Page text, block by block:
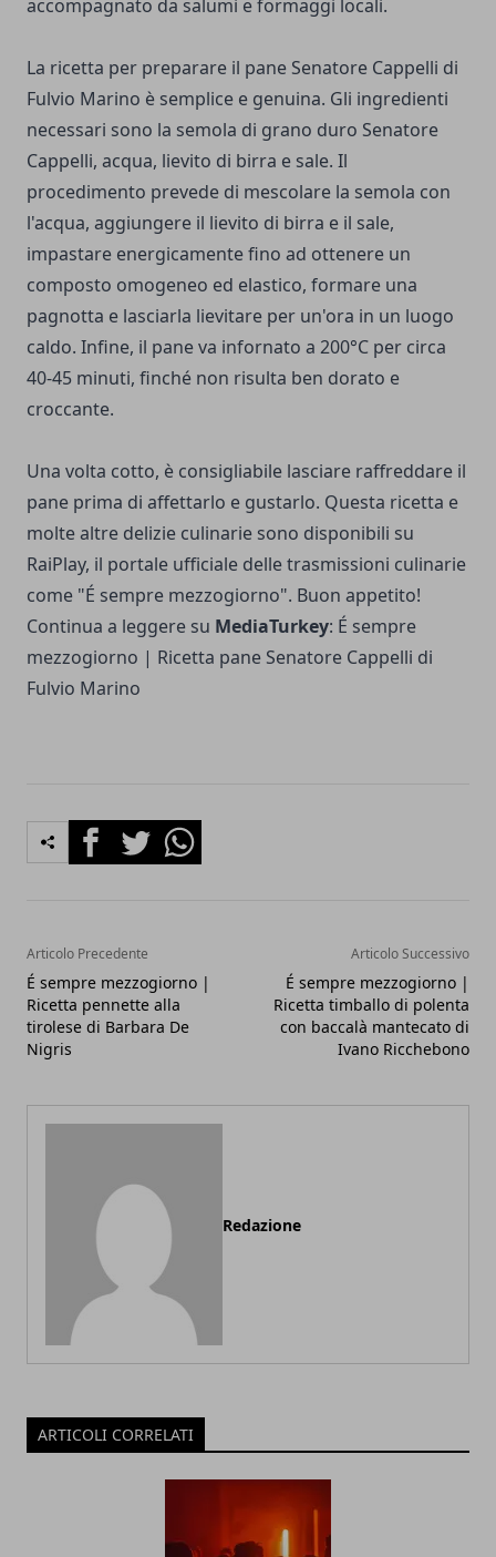
accompagnato da salumi e formaggi locali.
La ricetta per preparare il pane Senatore Cappelli di
Fulvio Marino è semplice e genuina. Gli ingredienti
necessari sono la semola di grano duro Senatore
Cappelli, acqua, lievito di birra e sale. Il
procedimento prevede di mescolare la semola con
l'acqua, aggiungere il lievito di birra e il sale,
impastare energicamente fino ad ottenere un
composto omogeneo ed elastico, formare una
pagnotta e lasciarla lievitare per un'ora in un luogo
caldo. Infine, il pane va infornato a 200°C per circa
40-45 minuti, finché non risulta ben dorato e
croccante.
Una volta cotto, è consigliabile lasciare raffreddare il
pane prima di affettarlo e gustarlo. Questa ricetta e
molte altre delizie culinarie sono disponibili su
RaiPlay, il portale ufficiale delle trasmissioni culinarie
come "É sempre mezzogiorno". Buon appetito!
Continua a leggere su MediaTurkey: É sempre
mezzogiorno | Ricetta pane Senatore Cappelli di
Fulvio Marino
FacebookTwitterWhatsapp
Articolo Precedente
É sempre mezzogiorno |
Ricetta pennette alla
tirolese di Barbara De
Nigris
Articolo Successivo
É sempre mezzogiorno |
Ricetta timballo di polenta
con baccalà mantecato di
Ivano Ricchebono
Redazione
ARTICOLI CORRELATI